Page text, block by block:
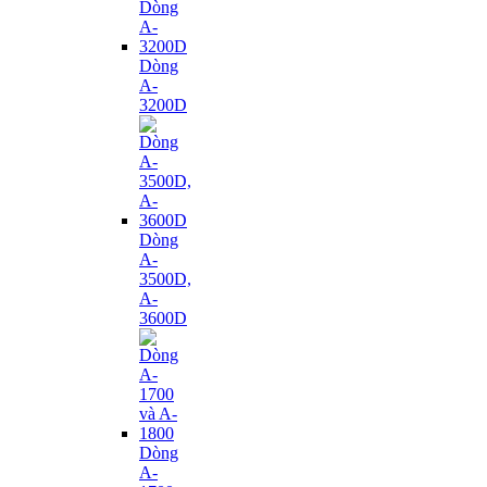
Dòng
A-
3200D
Dòng
A-
3500D,
A-
3600D
Dòng
A-